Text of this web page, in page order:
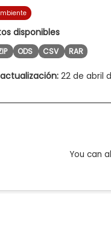
disponibles
ODS CSV RAR
22 de abril
You can